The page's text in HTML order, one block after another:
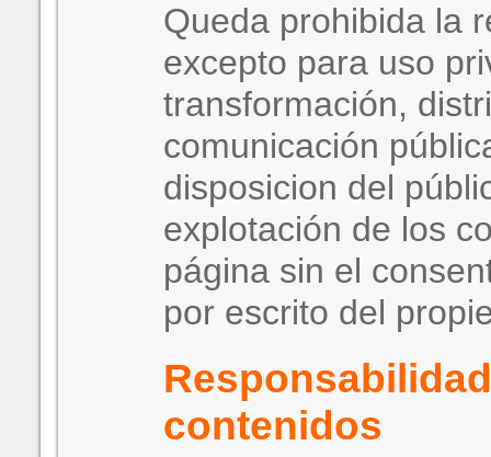
Queda prohibida la
excepto para uso
transformación,
comunicación
disposicion del
explotación de los
página sin el
por escrito del
contenidos